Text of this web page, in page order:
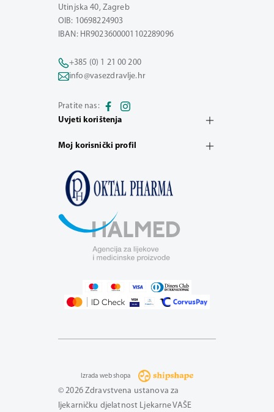
Utinjska 40, Zagreb
OIB: 10698224903
IBAN: HR9023600001102289096
+385 (0) 1 21 00 200
info@vasezdravlje.hr
Pratite nas:
Uvjeti korištenja
Moj korisnički profil
© 2026 Zdravstvena ustanova za
ljekarničku djelatnost Ljekarne VAŠE
Izrada web shopa